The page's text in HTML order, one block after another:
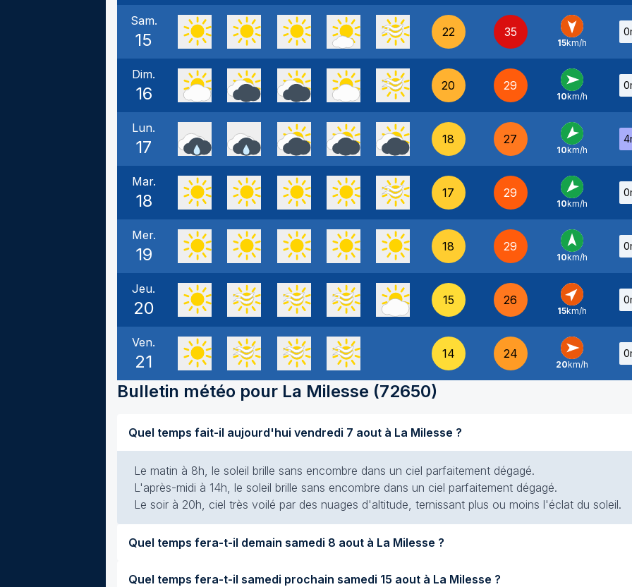
Sam.
15 22 35
N -
15km/h
Dim.
16 20 29
O -
10km/h
Lun.
17 18 27
NE -
10km/h
Mar.
18 17 29
NE -
10km/h
Mer.
19 18 29
S -
10km/h
Jeu.
20 15 26
SO -
15km/h
Ven.
21 14 24
O -
20km/h
Bulletin météo pour La Milesse (72650)
Quel temps fait-il aujourd'hui vendredi 7 aout à La Milesse ?
Le matin à 8h, le soleil brille sans encombre dans un ciel parfaitement dégagé.
L'après-midi à 14h, le soleil brille sans encombre dans un ciel parfaitement dégagé.
Le soir à 20h, ciel très voilé par des nuages d'altitude, ternissant plus ou moins l'éclat du soleil.
Quel temps fera-t-il demain samedi 8 aout à La Milesse ?
Quel temps fera-t-il samedi prochain samedi 15 aout à La Milesse ?